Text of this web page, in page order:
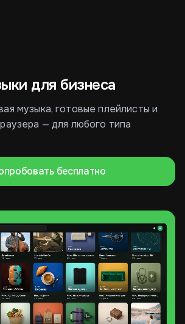
для бизнеса
музыка, готовые плейлисты и
— для любого типа
бесплатно